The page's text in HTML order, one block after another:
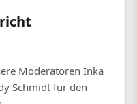
Moderatoren Inka
Schmidt für den